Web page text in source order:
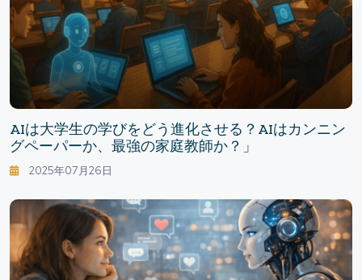
AIは大学生の学びをどう進化させる？AIはカンニン
グペーパーか、最強の家庭教師か？」
2025年07月26日